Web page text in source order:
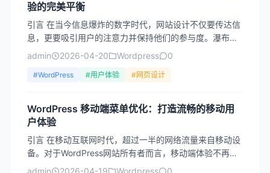
验的完美平衡
引言 在当今信息爆炸的数字时代，网站设计不仅要传达信
息，更要吸引用户的注意力并保持他们的参与度。瀑布流
布局（Masonry Layout）作为一种创新的网页设计...
admin 2026-04-20 Wordpress 0
#WordPress #用户体验 #网页设计
WordPress 移动端菜单优化：打造流畅的移动用
户体验
引言 在移动互联网时代，超过一半的网络流量来自移动设
备。对于WordPress网站所有者而言，移动端体验不再是
可有可无的附加功能，而是决定网站成败的关键因素。
admin 2026-04-19 Wordpress 0